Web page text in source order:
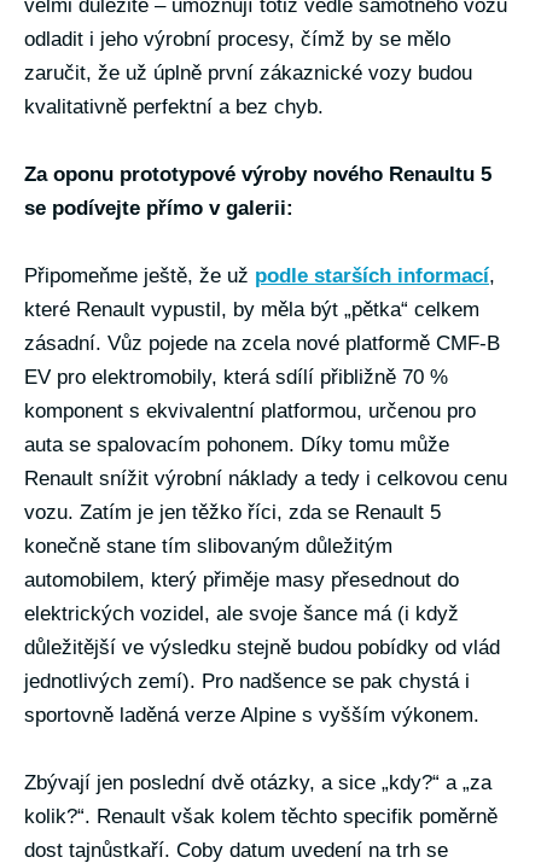
velmi důležité – umožňují totiž vedle samotného vozu
odladit i jeho výrobní procesy, čímž by se mělo
zaručit, že už úplně první zákaznické vozy budou
kvalitativně perfektní a bez chyb.
Za oponu prototypové výroby nového Renaultu 5
se podívejte přímo v galerii:
Připomeňme ještě, že už podle starších informací,
které Renault vypustil, by měla být „pětka“ celkem
zásadní. Vůz pojede na zcela nové platformě CMF-B
EV pro elektromobily, která sdílí přibližně 70 %
komponent s ekvivalentní platformou, určenou pro
auta se spalovacím pohonem. Díky tomu může
Renault snížit výrobní náklady a tedy i celkovou cenu
vozu. Zatím je jen těžko říci, zda se Renault 5
konečně stane tím slibovaným důležitým
automobilem, který přiměje masy přesednout do
elektrických vozidel, ale svoje šance má (i když
důležitější ve výsledku stejně budou pobídky od vlád
jednotlivých zemí). Pro nadšence se pak chystá i
sportovně laděná verze Alpine s vyšším výkonem.
Zbývají jen poslední dvě otázky, a sice „kdy?“ a „za
kolik?“. Renault však kolem těchto specifik poměrně
dost tajnůstkaří. Coby datum uvedení na trh se